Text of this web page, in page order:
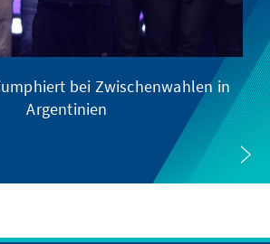
bei Zwischenwahlen in
Argentinien